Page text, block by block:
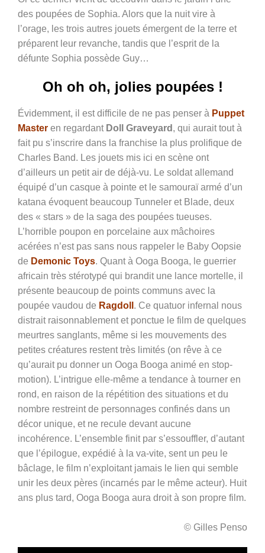
des poupées de Sophia. Alors que la nuit vire à
l’orage, les trois autres jouets émergent de la terre et
préparent leur revanche, tandis que l’esprit de la
défunte Sophia possède Guy…
Oh oh oh, jolies poupées !
Évidemment, il est difficile de ne pas penser à Puppet
Master en regardant Doll Graveyard , qui aurait tout à
fait pu s’inscrire dans la franchise la plus prolifique de
Charles Band. Les jouets mis ici en scène ont
d’ailleurs un petit air de déjà-vu. Le soldat allemand
équipé d’un casque à pointe et le samouraï armé d’un
katana évoquent beaucoup Tunneler et Blade, deux
des « stars » de la saga des poupées tueuses.
L’horrible poupon en porcelaine aux mâchoires
acérées n’est pas sans nous rappeler le Baby Oopsie
de Demonic Toys. Quant à Ooga Booga, le guerrier
africain très stérotypé qui brandit une lance mortelle, il
présente beaucoup de points communs avec la
poupée vaudou de Ragdoll . Ce quatuor infernal nous
distrait raisonnablement et ponctue le film de quelques
meurtres sanglants, même si les mouvements des
petites créatures restent très limités (on rêve à ce
qu’aurait pu donner un Ooga Booga animé en stop-
motion). L’intrigue elle-même a tendance à tourner en
rond, en raison de la répétition des situations et du
nombre restreint de personnages confinés dans un
décor unique, et ne recule devant aucune
incohérence. L’ensemble finit par s’essouffler, d’autant
que l’épilogue, expédié à la va-vite, sent un peu le
bâclage, le film n’exploitant jamais le lien qui semble
unir les deux pères (incarnés par le même acteur). Huit
ans plus tard, Ooga Booga aura droit à son propre film.
© Gilles Penso